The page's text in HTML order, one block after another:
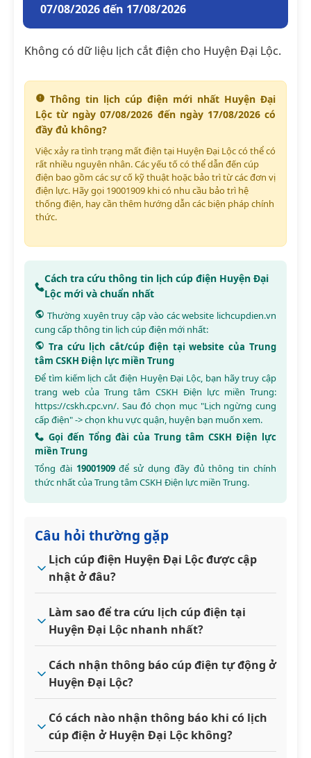
07/08/2026 đến 17/08/2026
Không có dữ liệu lịch cắt điện cho Huyện Đại Lộc.
Thông tin lịch cúp điện mới nhất Huyện Đại
Lộc từ ngày 07/08/2026 đến ngày 17/08/2026 có
đầy đủ không?
Việc xảy ra tình trạng mất điện tại Huyện Đại Lộc có thể có
rất nhiều nguyên nhân. Các yếu tố có thể dẫn đến cúp
điện bao gồm các sự cố kỹ thuật hoặc bảo trì từ các đơn vị
điện lực. Hãy gọi 19001909 khi có nhu cầu bảo trì hệ
thống điện, hay cần thêm hướng dẫn các biện pháp chính
thức.
Cách tra cứu thông tin lịch cúp điện Huyện Đại
Lộc mới và chuẩn nhất
Thường xuyên truy cập vào các website lichcupdien.vn
cung cấp thông tin lịch cúp điện mới nhất:
Tra cứu lịch cắt/cúp điện tại website của Trung
tâm CSKH Điện lực miền Trung
Để tìm kiếm lịch cắt điện Huyện Đại Lộc, bạn hãy truy cập
trang web của Trung tâm CSKH Điện lực miền Trung:
https://cskh.cpc.vn/. Sau đó chọn mục "Lịch ngừng cung
cấp điện" -> chọn khu vực quận, huyện bạn muốn xem.
Gọi đến Tổng đài của Trung tâm CSKH Điện lực
miền Trung
Tổng đài 19001909để sử dụng đầy đủ thông tin chính
thức nhất của Trung tâm CSKH Điện lực miền Trung.
Câu hỏi thường gặp
Lịch cúp điện Huyện Đại Lộc được cập
nhật ở đâu?
Làm sao để tra cứu lịch cúp điện tại
Huyện Đại Lộc nhanh nhất?
Cách nhận thông báo cúp điện tự động ở
Huyện Đại Lộc?
Có cách nào nhận thông báo khi có lịch
cúp điện ở Huyện Đại Lộc không?